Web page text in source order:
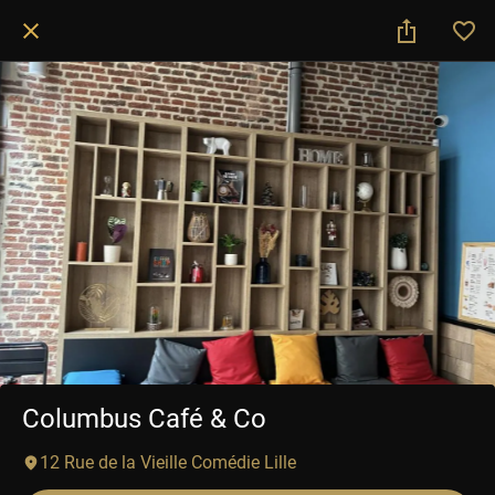
Columbus Café & Co
12 Rue de la Vieille Comédie Lille